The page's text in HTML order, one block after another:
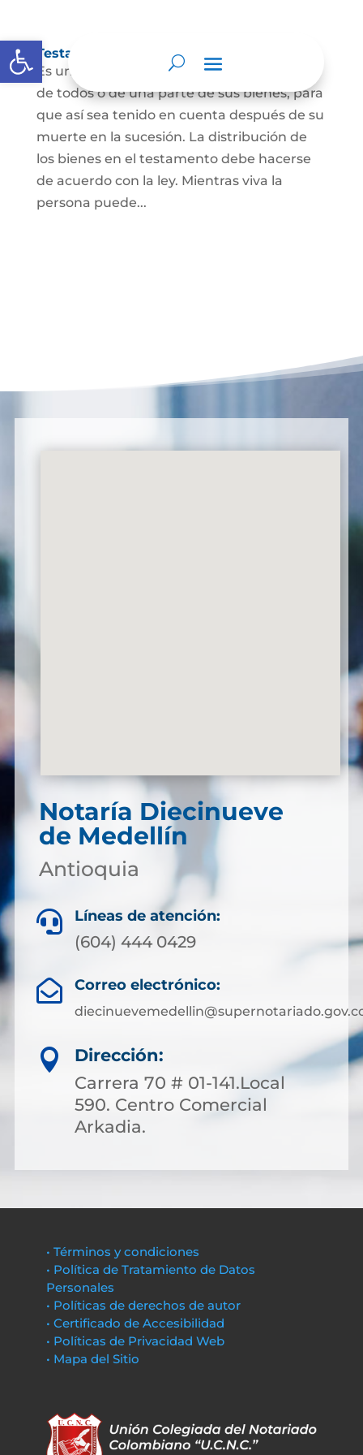
Abrir barra de herramientas
Testamento
Es un acto por el cual una persona dispone
de todos o de una parte de sus bienes, para
que así sea tenido en cuenta después de su
muerte en la sucesión. La distribución de
los bienes en el testamento debe hacerse
de acuerdo con la ley. Mientras viva la
persona puede...
Notaría Diecinueve
de Medellín
Antioquia
 Líneas de atención:
(604) 444 0429
 Correo electrónico:

Dirección:
Carrera 70 # 01-141.Local
590. Centro Comercial
Arkadia.
• Términos y condiciones
• Política de Tratamiento de Datos
Personales
• Políticas de derechos de autor
• Certificado de Accesibilidad
• Políticas de Privacidad Web
• Mapa del Sitio